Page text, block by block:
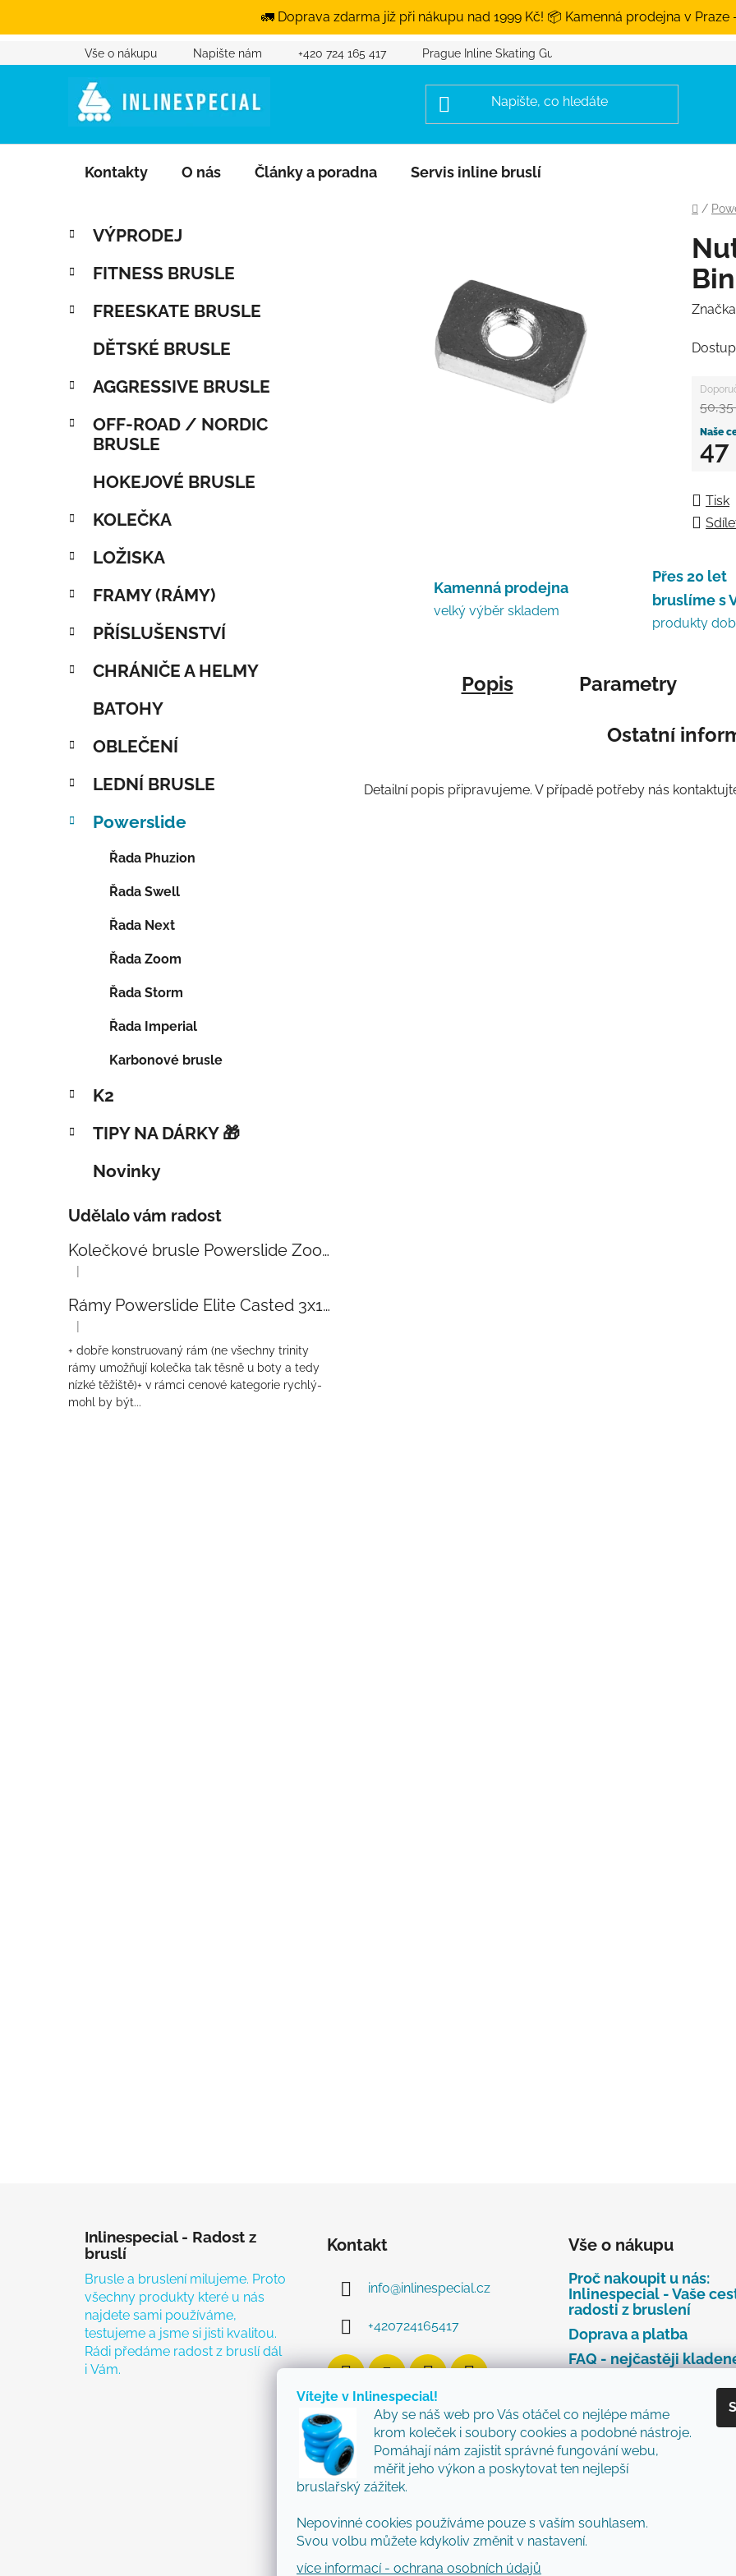
🚛 Doprava zdarma již při nákupu nad 1999 Kč! 📦 Kamenná prodejna v Praze
Vítejte v Inlinespecial!
Aby se náš web pro Vás otáčel co nejlépe máme
krom koleček i soubory cookies a podobné nástroje.
Pomáhají nám zajistit správné fungování webu,
měřit jeho výkon a poskytovat ten nejlepší
bruslařský zážitek.
Nepovinné cookies používáme pouze s vaším souhlasem.
Svou volbu můžete kdykoliv změnit v nastavení.
více informací - ochrana osobních údajů
Přejít na obsah
Vše o nákupu Napište nám +420 724 165 417 Prague Inline Skating Guide
Kontakty O nás Články a poradna Servis inline bruslí
Domů
/
Postranní panel
Přeskočit kategorie
Kategorie
VÝPRODEJ
FITNESS BRUSLE
FREESKATE BRUSLE
DĚTSKÉ BRUSLE
AGGRESSIVE BRUSLE
OFF-ROAD / NORDIC
BRUSLE
HOKEJOVÉ BRUSLE
KOLEČKA
LOŽISKA
FRAMY (RÁMY)
PŘÍSLUŠENSTVÍ
CHRÁNIČE A HELMY
BATOHY
OBLEČENÍ
LEDNÍ BRUSLE
Powerslide
Řada Phuzion
Řada Swell
Řada Next
Řada Zoom
Řada Storm
Řada Imperial
Karbonové brusle
K2
TIPY NA DÁRKY 🎁
Novinky
Udělalo vám radost
Kolečkové brusle Powerslide Zoom Baby Blue 80
Hodnocení produktu je 5 z 5 hvězdiček.
|
Rámy Powerslide Elite Casted 3x110 Trinity 270mm
Hodnocení produktu je 4 z 5 hvězdiček.
|
+ dobře konstruovaný rám (ne všechny trinity
rámy umožňují kolečka tak těsně u boty a tedy
nízké těžiště)+ v rámci cenové kategorie rychlý-
mohl by být...
50,35
47
Tisk
Kamenná prodejna
velký výběr skladem
Přes 20 let
bruslíme s
produkty
Popis Parametry
Ostatní
Detailní popis připravujeme. V případě potřeby nás
Inlinespecial - Radost z
bruslí
Brusle a bruslení milujeme. Proto
všechny produkty které u nás
najdete sami používáme,
testujeme a jsme si jisti kvalitou.
Rádi předáme radost z bruslí dál
i Vám.
Kontakt
info@inlinespecial.cz
+420724165417
Vše o nákupu
Proč nakoupit u nás:
Inlinespecial - Vaše
radosti z bruslení
Doprava a platba
FAQ - nejčastěji
Najdete u nás tyto
Zásady ochrany
údajů
Obchodní podmínky
nebo výměnu zboží